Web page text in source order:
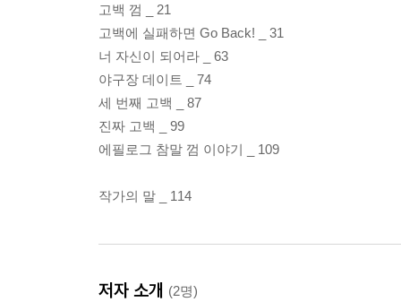
고백 껌 _ 21
고백에 실패하면 Go Back! _ 31
너 자신이 되어라 _ 63
야구장 데이트 _ 74
세 번째 고백 _ 87
진짜 고백 _ 99
에필로그 참말 껌 이야기 _ 109
작가의 말 _ 114
저자 소개 (2명)